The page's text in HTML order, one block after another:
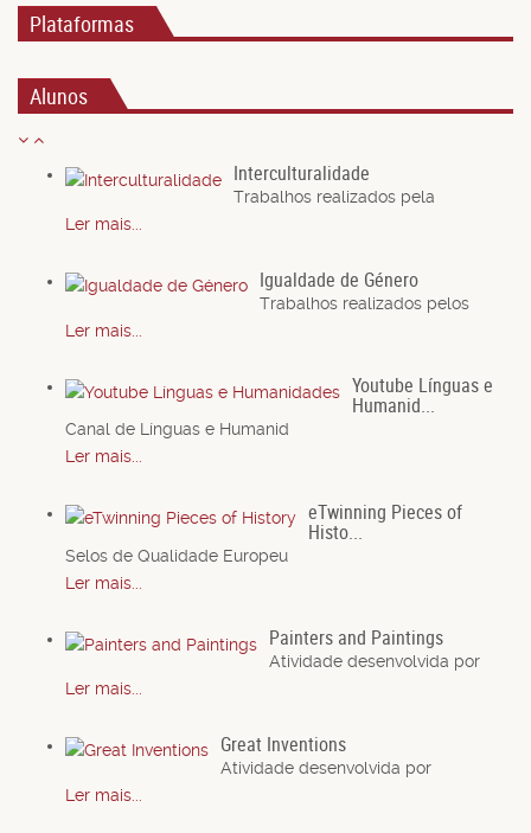
Plataformas
Alunos
Interculturalidade
Trabalhos realizados pela
Ler mais...
Igualdade de Género
Trabalhos realizados pelos
Ler mais...
Youtube Línguas e
Humanid...
Canal de Línguas e Humanid
Ler mais...
eTwinning Pieces of
Histo...
Selos de Qualidade Europeu
Ler mais...
Painters and Paintings
Atividade desenvolvida por
Ler mais...
Great Inventions
Atividade desenvolvida por
Ler mais...